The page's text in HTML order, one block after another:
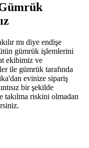
mı diye endişe
gümrük işlemlerini
ekibimiz ve
ile gümrük tarafında
evinize sipariş
bir şekilde
takılma riskini olmadan